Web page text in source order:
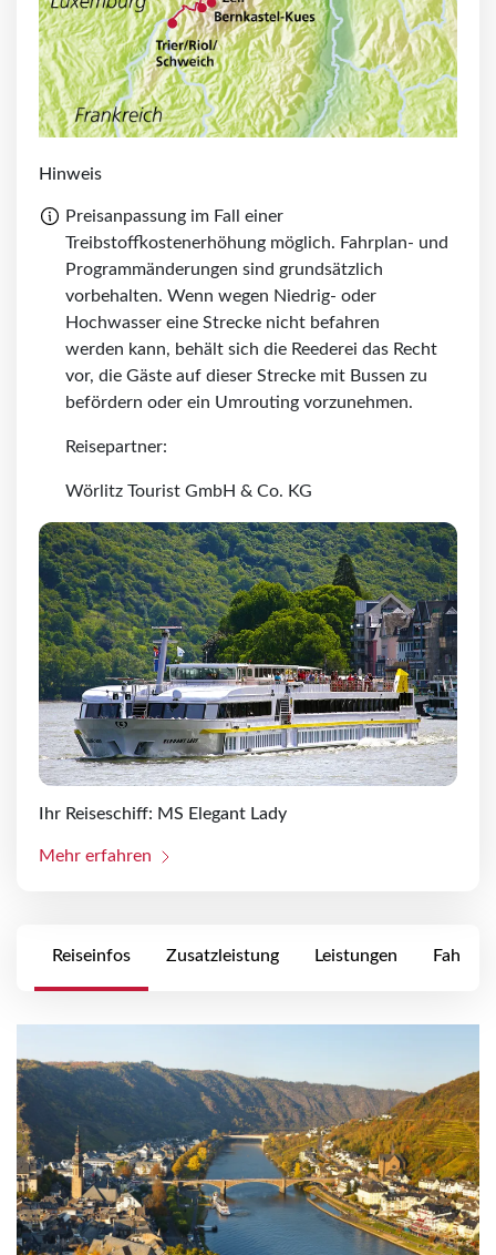
Reiseinfos Zusatzleistung Leistungen
Hinweis
Preisanpassung im Fall einer
Treibstoffkostenerhöhung möglich. Fahrplan- und
Programmänderungen sind grundsätzlich
vorbehalten. Wenn wegen Niedrig- oder
Hochwasser eine Strecke nicht befahren
werden kann, behält sich die Reederei das Recht
vor, die Gäste auf dieser Strecke mit Bussen zu
befördern oder ein Umrouting vorzunehmen.
Reisepartner:
Wörlitz Tourist GmbH & Co. KG
Ihr Reiseschiff: MS Elegant Lady
Mehr erfahren